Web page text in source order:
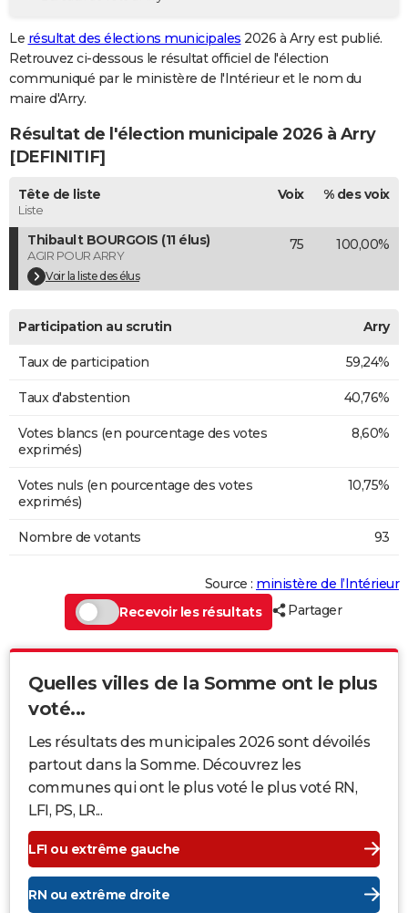
GUIDES D'ACHAT
BONS PLANS
CARTE DE VOEUX
Carte de Noël
Carte Bonne année
Carte Saint-Valentin
Carte Pâques
Carte d'anniversaire
DICTIONNAIRE
Dictionnaire
Biographies
Citations
Expressions
Proverbes
PROGRAMME TV
COPAINS D'AVANT
S'inscrire
Se connecter
Lycées
Collèges
Primaires
Universités
Entreprises
Service militaire
Avis de recherche
AVIS DE DÉCÈS
FORUM
Le résultat des élections municipales 2026 à Arry est publié.
Retrouvez ci-dessous le résultat officiel de l'élection
communiqué par le ministère de l'Intérieur et le nom du
maire d'Arry.
Résultat de l'élection municipale 2026 à Arry
[DEFINITIF]
Tête de liste
Liste
Voix % des voix
Thibault BOURGOIS (11 élus)
AGIR POUR ARRY
Voir la liste des élus
75 100,00%
Participation au scrutin Arry
Taux de participation 59,24%
Taux d'abstention 40,76%
Votes blancs (en pourcentage des votes
exprimés)
8,60%
Votes nuls (en pourcentage des votes
exprimés)
10,75%
Nombre de votants 93
Source : ministère de l’Intérieur
Recevoir les résultats
Partager
Quelles villes de la Somme ont le plus
voté...
Les résultats des municipales 2026 sont dévoilés
partout dans la Somme. Découvrez les
communes qui ont le plus voté le plus voté RN,
LFI, PS, LR...
LFI ou extrême gauche
RN ou extrême droite